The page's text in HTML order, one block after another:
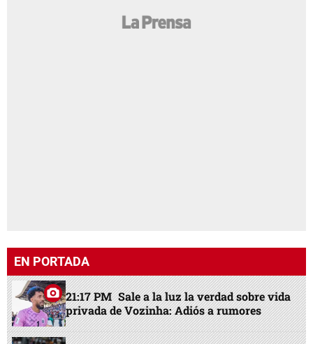
EN PORTADA
21:17 PM Sale a la luz la verdad sobre vida
privada de Vozinha: Adiós a rumores